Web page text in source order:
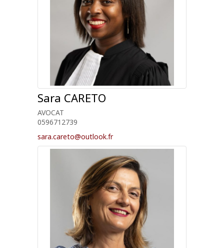
Sara CARETO
AVOCAT
0596712739
sara.careto@outlook.fr